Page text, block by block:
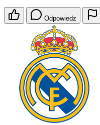
Odpowiedz